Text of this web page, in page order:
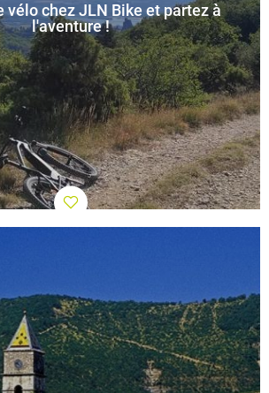
vélo chez JLN Bike et partez à
l'aventure !